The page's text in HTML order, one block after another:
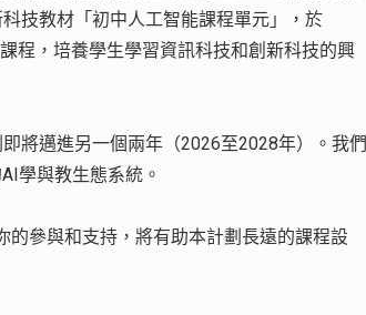
技教材「初中人工智能課程單元」，於
程，培養學生學習資訊科技和創新科技的興
將邁進另一個兩年（2026至2028年）。我們
學與教生態系統。
參與和支持，將有助本計劃長遠的課程設